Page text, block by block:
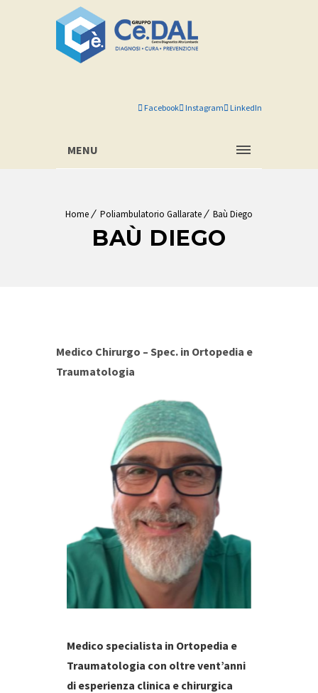
Facebook Instagram LinkedIn
MENU
Home Poliambulatorio Gallarate Baù Diego
BAÙ DIEGO
Medico Chirurgo – Spec. in Ortopedia e
Traumatologia
Medico specialista in Ortopedia e
Traumatologia con oltre vent’anni
di esperienza clinica e chirurgica